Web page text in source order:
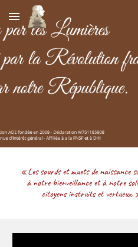
Skip to main content
« Les sourds et muets de naissance
à notre bienveillance et à notre
citoyens instruits et vertueux.